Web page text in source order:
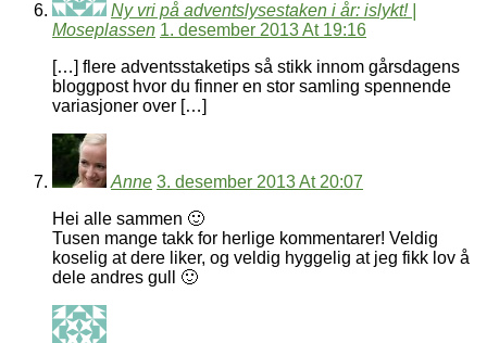
Ny vri på adventslysestaken i år: islykt! |
Moseplassen 1. desember 2013 At 19:16
[…] flere adventsstaketips så stikk innom gårsdagens
bloggpost hvor du finner en stor samling spennende
variasjoner over […]
Anne 3. desember 2013 At 20:07
Hei alle sammen 🙂
Tusen mange takk for herlige kommentarer! Veldig
koselig at dere liker, og veldig hyggelig at jeg fikk lov å
dele andres gull 🙂